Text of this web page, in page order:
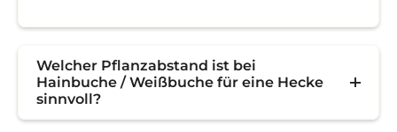
Welcher Pflanzabstand ist bei
Hainbuche / Weißbuche für eine Hecke
sinnvoll?